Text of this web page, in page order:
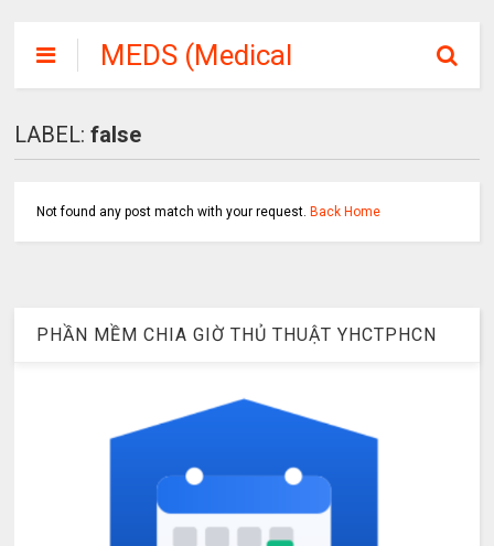
MEDS (Medical
Student or
Medicine Soft)
LABEL:false
Not found any post match with your request. Back Home
PHẦN MỀM CHIA GIỜ THỦ THUẬT YHCTPHCN